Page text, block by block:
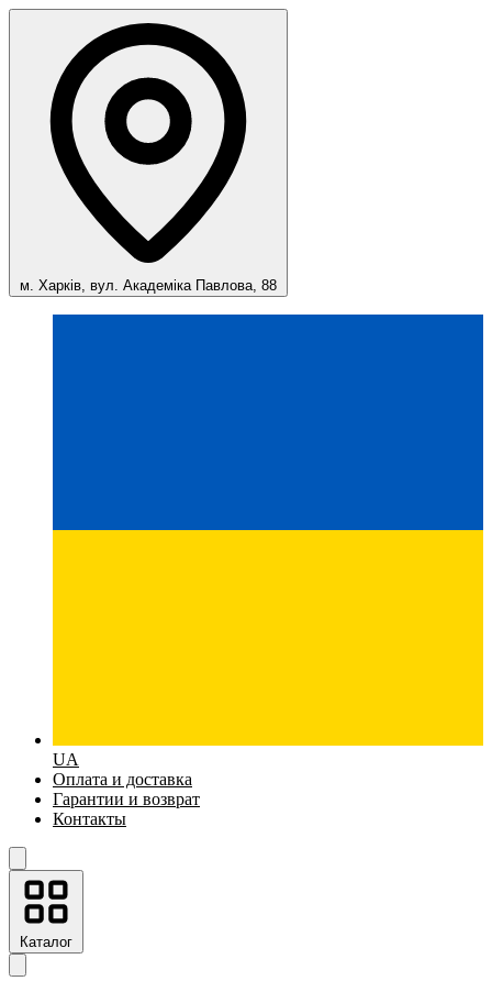
м. Харків, вул. Академіка Павлова, 88
UA
Оплата и доставка
Гарантии и возврат
Контакты
Каталог